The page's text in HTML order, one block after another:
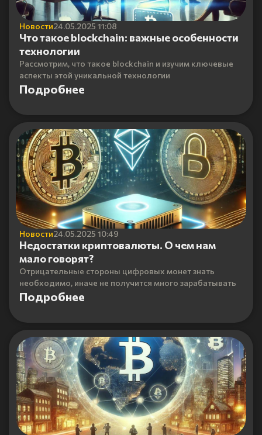
Новости24.05.2025 11:08
Что такое blockchain: важные особенности
технологии
Рассмотрим, что такое blockchain и изучим ключевые
аспекты этой уникальной технологии
Подробнее
Новости24.05.2025 10:49
Недостатки криптовалюты. О чем нам
мало говорят?
Отрицательные стороны цифровых монет знать
необходимо, иначе не получится много зарабатывать
Подробнее